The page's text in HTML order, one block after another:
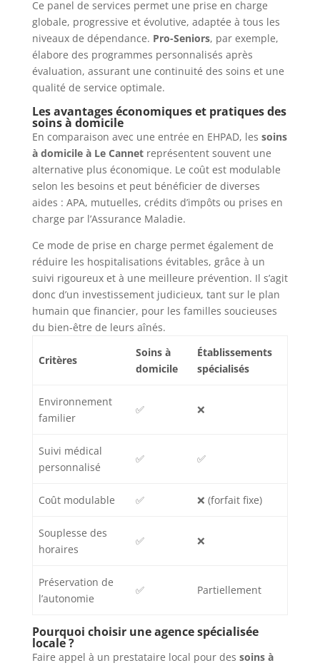
Ce panel de services permet une prise en charge
globale, progressive et évolutive, adaptée à tous les
niveaux de dépendance. Pro-Seniors, par exemple,
élabore des programmes personnalisés après
évaluation, assurant une continuité des soins et une
qualité de service optimale.
Les avantages économiques et pratiques des
soins à domicile
En comparaison avec une entrée en EHPAD, les soins
à domicile à Le Cannetreprésentent souvent une
alternative plus économique. Le coût est modulable
selon les besoins et peut bénéficier de diverses
aides : APA, mutuelles, crédits d’impôts ou prises en
charge par l’Assurance Maladie.
Ce mode de prise en charge permet également de
réduire les hospitalisations évitables, grâce à un
suivi rigoureux et à une meilleure prévention. Il s’agit
donc d’un investissement judicieux, tant sur le plan
humain que financier, pour les familles soucieuses
du bien-être de leurs aînés.
Critères
Soins à
domicile
Établissements
spécialisés
Environnement
familier
✅ ❌
Suivi médical
personnalisé
✅ ✅
Coût modulable ✅ ❌ (forfait fixe)
Souplesse des
horaires
✅ ❌
Préservation de
l’autonomie
✅ Partiellement
Pourquoi choisir une agence spécialisée
locale ?
Faire appel à un prestataire local pour des soins à